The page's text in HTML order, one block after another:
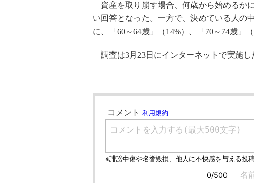
資産を取り崩す場合、何歳から始めるか
い回答となった。一方で、決めている人の
に、「60～64歳」（14%）、「70～74歳」
調査は3月23日にインターネットで実施し